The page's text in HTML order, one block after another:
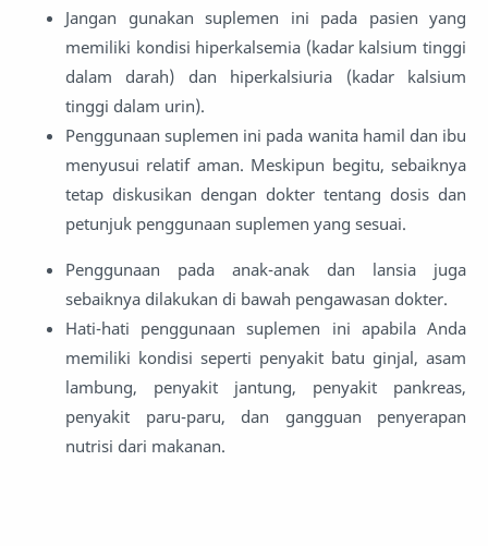
Jangan gunakan suplemen ini pada pasien yang
memiliki kondisi hiperkalsemia (kadar kalsium tinggi
dalam darah) dan hiperkalsiuria (kadar kalsium
tinggi dalam urin).
Penggunaan suplemen ini pada wanita hamil dan ibu
menyusui relatif aman. Meskipun begitu, sebaiknya
tetap diskusikan dengan dokter tentang dosis dan
petunjuk penggunaan suplemen yang sesuai.
Penggunaan pada anak-anak dan lansia juga
sebaiknya dilakukan di bawah pengawasan dokter.
Hati-hati penggunaan suplemen ini apabila Anda
memiliki kondisi seperti penyakit batu ginjal, asam
lambung, penyakit jantung, penyakit pankreas,
penyakit paru-paru, dan gangguan penyerapan
nutrisi dari makanan.